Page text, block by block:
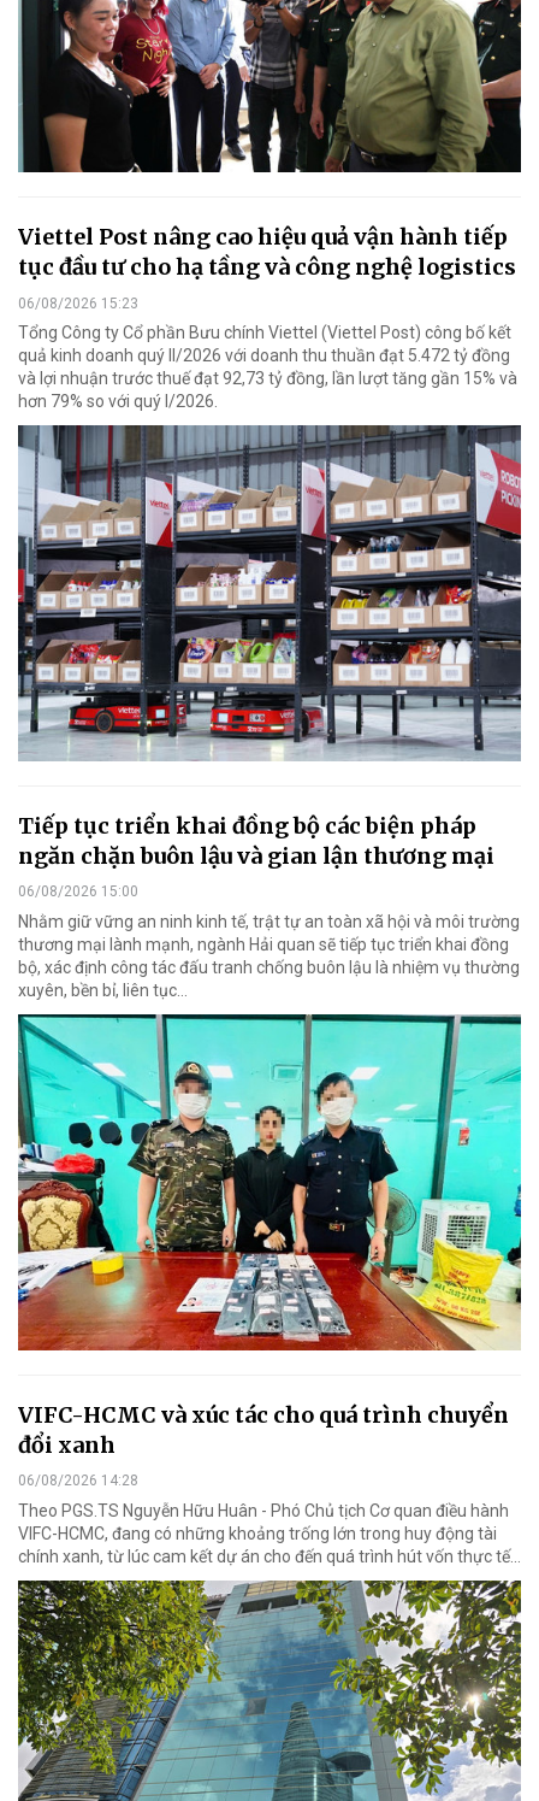
Viettel Post nâng cao hiệu quả vận hành tiếp
tục đầu tư cho hạ tầng và công nghệ logistics
06/08/2026 15:23
Tổng Công ty Cổ phần Bưu chính Viettel (Viettel Post) công bố kết
quả kinh doanh quý II/2026 với doanh thu thuần đạt 5.472 tỷ đồng
và lợi nhuận trước thuế đạt 92,73 tỷ đồng, lần lượt tăng gần 15% và
hơn 79% so với quý I/2026.
Tiếp tục triển khai đồng bộ các biện pháp
ngăn chặn buôn lậu và gian lận thương mại
06/08/2026 15:00
Nhằm giữ vững an ninh kinh tế, trật tự an toàn xã hội và môi trường
thương mại lành mạnh, ngành Hải quan sẽ tiếp tục triển khai đồng
bộ, xác định công tác đấu tranh chống buôn lậu là nhiệm vụ thường
xuyên, bền bỉ, liên tục…
VIFC-HCMC và xúc tác cho quá trình chuyển
đổi xanh
06/08/2026 14:28
Theo PGS.TS Nguyễn Hữu Huân - Phó Chủ tịch Cơ quan điều hành
VIFC-HCMC, đang có những khoảng trống lớn trong huy động tài
chính xanh, từ lúc cam kết dự án cho đến quá trình hút vốn thực tế...